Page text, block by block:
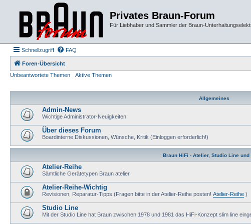
Privates Braun-Forum
Für Liebhaber und Sammler der Braun-
Schnellzugriff FAQ
Foren-Übersicht
Unbeantwortete Themen
Aktive Themen
Allgemeines
Admin-News
Wichtige Administrator-Neuigkeiten
Über dieses Forum
Boardinterne Diskussionen, Wünsche, Kritik (Einloggen erforderlich!)
Braun HiFi - Atelier, Studio Line und
Atelier-Reihe
Sämtliche Gerätetypen Braun atelier
Atelier-Reihe-Wichtig
Revisionen, Reparatur-Tipps (Fragen bitte in der Atelier-Reihe posten! Atelier-Reihe )
Studio Line
Mit der Studio Line hat Braun zwischen 1978 und 1981 das HiFi-Konzept slim line